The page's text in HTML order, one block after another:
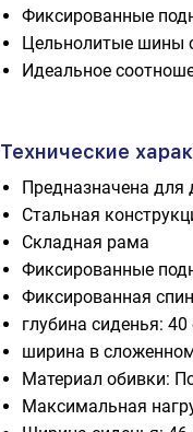
Фиксированные
Цельнолитые шины
Идеальное
Технические
Предназначена для
Стальная
Складная рама
Фиксированные
Фиксированная
глубина сиденья: 40
ширина в
Материал обивки:
Максимальная